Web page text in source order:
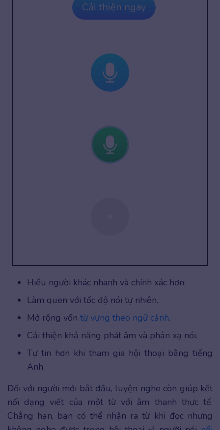
Cải thiện ngay
Hiểu người khác nhanh và chính xác hơn.
Làm quen với tốc độ nói tự nhiên.
Mở rộng vốn từ vựng theo ngữ cảnh.
Cải thiện khả năng phát âm và phản xạ nói.
Tự tin hơn khi tham gia hội thoại bằng tiếng
Anh.
Đối với người mới bắt đầu, luyện nghe còn giúp kết
nối dạng viết của một từ với âm thanh thực tế.
Chẳng hạn, bạn có thể nhận ra từ khi đọc nhưng